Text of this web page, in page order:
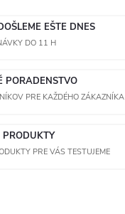
EŠTE DNES
DO 11 H
PORADENSTVO
PRE KAŽDÉHO ZÁKAZNÍKA
PRODUKTY
PRE VÁS TESTUJEME